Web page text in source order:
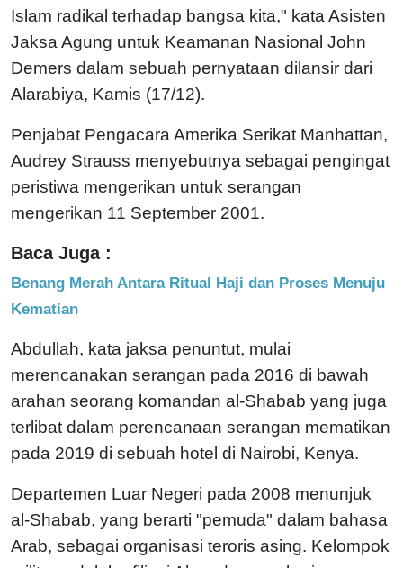
Islam radikal terhadap bangsa kita," kata Asisten
Jaksa Agung untuk Keamanan Nasional John
Demers dalam sebuah pernyataan dilansir dari
Alarabiya, Kamis (17/12).
Penjabat Pengacara Amerika Serikat Manhattan,
Audrey Strauss menyebutnya sebagai pengingat
peristiwa mengerikan untuk serangan
mengerikan 11 September 2001.
Baca Juga :
Benang Merah Antara Ritual Haji dan Proses Menuju
Kematian
Abdullah, kata jaksa penuntut, mulai
merencanakan serangan pada 2016 di bawah
arahan seorang komandan al-Shabab yang juga
terlibat dalam perencanaan serangan mematikan
pada 2019 di sebuah hotel di Nairobi, Kenya.
Departemen Luar Negeri pada 2008 menunjuk
al-Shabab, yang berarti "pemuda" dalam bahasa
Arab, sebagai organisasi teroris asing. Kelompok